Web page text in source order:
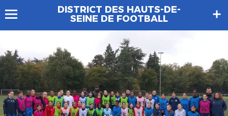
DISTRICT DES HAUTS-DE-
SEINE DE FOOTBALL